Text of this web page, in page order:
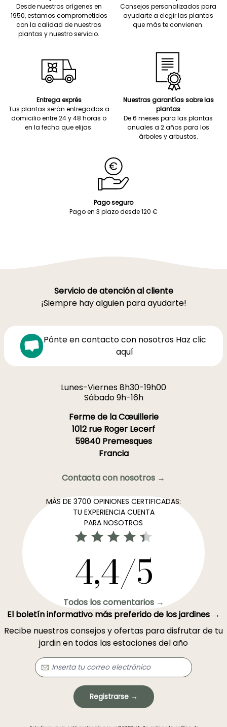
Desde nuestros orígenes en
1950, estamos comprometidos
con la calidad de nuestras
plantas y nuestro servicio.
Consejos personalizados para
ayudarte a elegir las plantas
que más te convienen.
Entrega exprés
Tus plantas serán entregadas a
domicilio entre 24 y 48 horas o
en la fecha que elijas.
Nuestras garantías sobre las
plantas
De 6 meses para las plantas
anuales a 2 años para los
árboles y arbustos.
Pago seguro
Pago en 3 plazo desde 120 €
Servicio de atención al cliente
¡Siempre hay alguien para ayudarte!
Pónte en contacto con nosotros Haz clic
aquí
Lunes-Viernes 8h30-19h00
Sábado 9h-16h
Ferme de la Cœuillerie
1012 rue Roger Lecerf
59840 Premesques
Francia
Contacta con nosotros →
MÁS DE 3700 OPINIONES CERTIFICADAS:
TU EXPERIENCIA CUENTA
PARA NOSOTROS
4,4/5
Todos los comentarios →
El boletín informativo más preferido de los jardines →
Recibe nuestros consejos y ofertas para disfrutar de tu
jardin en todas las estaciones del año
Registrarse →